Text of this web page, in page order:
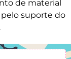
de material
suporte do